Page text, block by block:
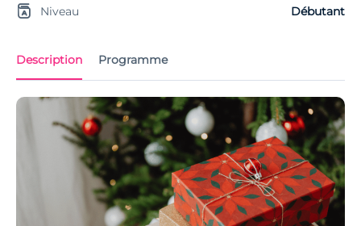
Description Programme
Niveau Débutant